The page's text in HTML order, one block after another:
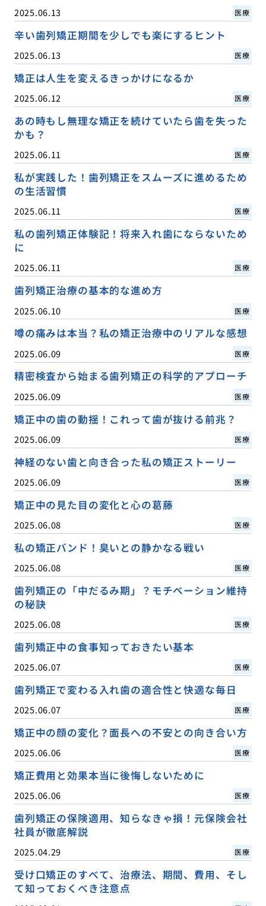
2025.06.13 医療
辛い歯列矯正期間を少しでも楽にするヒント
2025.06.13 医療
矯正は人生を変えるきっかけになるか
2025.06.12 医療
あの時もし無理な矯正を続けていたら歯を失った
かも？
2025.06.11 医療
私が実践した！歯列矯正をスムーズに進めるため
の生活習慣
2025.06.11 医療
私の歯列矯正体験記！将来入れ歯にならないため
に
2025.06.11 医療
歯列矯正治療の基本的な進め方
2025.06.10 医療
噂の痛みは本当？私の矯正治療中のリアルな感想
2025.06.09 医療
精密検査から始まる歯列矯正の科学的アプローチ
2025.06.09 医療
矯正中の歯の動揺！これって歯が抜ける前兆？
2025.06.09 医療
神経のない歯と向き合った私の矯正ストーリー
2025.06.09 医療
矯正中の見た目の変化と心の葛藤
2025.06.08 医療
私の矯正バンド！臭いとの静かなる戦い
2025.06.08 医療
歯列矯正の「中だるみ期」？モチベーション維持
の秘訣
2025.06.08 医療
歯列矯正中の食事知っておきたい基本
2025.06.07 医療
歯列矯正で変わる入れ歯の適合性と快適な毎日
2025.06.07 医療
矯正中の顔の変化？面長への不安との向き合い方
2025.06.06 医療
矯正費用と効果本当に後悔しないために
2025.06.06 医療
歯列矯正の保険適用、知らなきゃ損！元保険会社
社員が徹底解説
2025.04.29 医療
受け口矯正のすべて、治療法、期間、費用、そし
て知っておくべき注意点